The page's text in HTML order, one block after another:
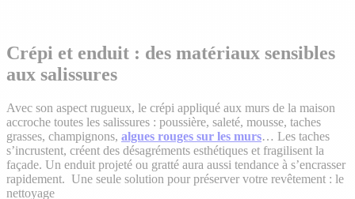
Crépi et enduit : des matériaux sensibles
aux salissures
Avec son aspect rugueux, le crépi appliqué aux murs de la maison
accroche toutes les salissures : poussière, saleté, mousse, taches
grasses, champignons, algues rouges sur les murs… Les taches
s’incrustent, créent des désagréments esthétiques et fragilisent la
façade. Un enduit projeté ou gratté aura aussi tendance à s’encrasser
rapidement. Une seule solution pour préserver votre revêtement : le
nettoyage